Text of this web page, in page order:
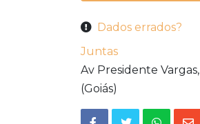
Dados errados?
Juntas
Av Presidente Vargas,
(Goiás)